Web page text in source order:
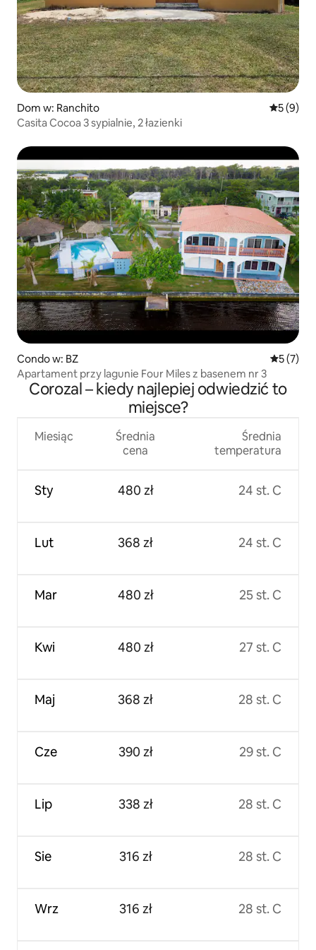
Dom w: Ranchito Średnia
5 (9)
Casita Cocoa 3 sypialnie, 2 łazienki
Condo w: BZ Średnia
5 (7)
Apartament przy lagunie Four Miles z basenem nr 3
Corozal – kiedy najlepiej odwiedzić to
miejsce?
Miesiąc
Sty
Lut
Mar
Kwi
Maj
Cze
Lip
Sie
Wrz
Średnia
cena
480 zł
368 zł
480 zł
480 zł
368 zł
390 zł
338 zł
316 zł
316 zł
Średnia
temperatura
24 st. C
24 st. C
25 st. C
27 st. C
28 st. C
29 st. C
28 st. C
28 st. C
28 st. C